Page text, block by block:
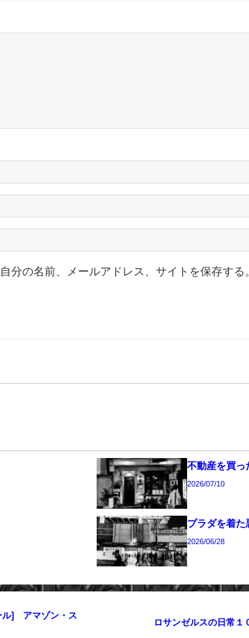
分の名前、メールアドレス、サイトを保存する
不動産を買っ
2026/07/10
プラダを着た
2026/06/28
ル] アマゾン・ス
ロサンゼルスの日常１